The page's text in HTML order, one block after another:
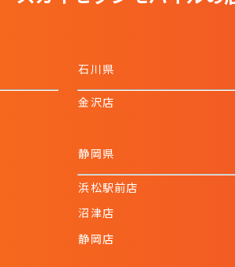
石川県
金沢店
静岡県
浜松駅前店
沼津店
静岡店